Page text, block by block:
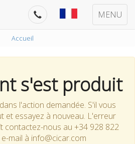
MENU
Accueil
s'est produit
l'action demandée. S'il vous
et essayez à nouveau. L'erreur
contactez-nous au +34 928 822
mail à info@cicar.com